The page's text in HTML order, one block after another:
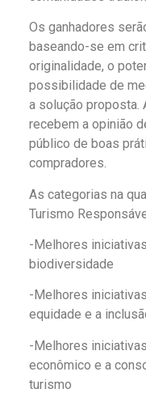
Os ganhadores
baseando-se em
originalidade, o
possibilidade de
a solução
recebem a opinião
público de boas
compradores.
As categorias na
Turismo
-Melhores
biodiversidade
-Melhores
equidade e a
-Melhores
econômico e a
turismo